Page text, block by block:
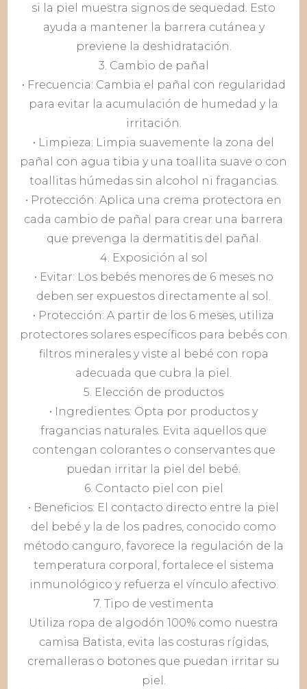
si la piel muestra signos de sequedad. Esto
ayuda a mantener la barrera cutánea y
previene la deshidratación.
3. Cambio de pañal
• Frecuencia: Cambia el pañal con regularidad
para evitar la acumulación de humedad y la
irritación.
• Limpieza: Limpia suavemente la zona del
pañal con agua tibia y una toallita suave o con
toallitas húmedas sin alcohol ni fragancias.
• Protección: Aplica una crema protectora en
cada cambio de pañal para crear una barrera
que prevenga la dermatitis del pañal.
4. Exposición al sol
• Evitar: Los bebés menores de 6 meses no
deben ser expuestos directamente al sol.
• Protección: A partir de los 6 meses, utiliza
protectores solares específicos para bebés con
filtros minerales y viste al bebé con ropa
adecuada que cubra la piel.
5. Elección de productos
• Ingredientes: Opta por productos y
fragancias naturales. Evita aquellos que
contengan colorantes o conservantes que
puedan irritar la piel del bebé.
6. Contacto piel con piel
• Beneficios: El contacto directo entre la piel
del bebé y la de los padres, conocido como
método canguro, favorece la regulación de la
temperatura corporal, fortalece el sistema
inmunológico y refuerza el vínculo afectivo.
7. Tipo de vestimenta
Utiliza ropa de algodón 100% como nuestra
camisa Batista, evita las costuras rígidas,
cremalleras o botones que puedan irritar su
piel.